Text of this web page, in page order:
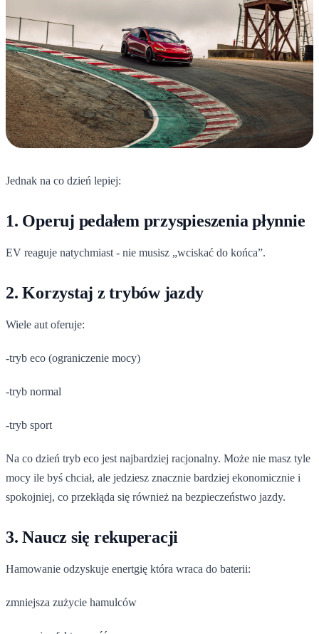
Jednak na co dzień lepiej:
1. Operuj pedałem przyspieszenia płynnie
EV reaguje natychmiast - nie musisz „wciskać do końca”.
2. Korzystaj z trybów jazdy
Wiele aut oferuje:
-tryb eco (ograniczenie mocy)
-tryb normal
-tryb sport
Na co dzień tryb eco jest najbardziej racjonalny. Może nie masz tyle
mocy ile byś chciał, ale jedziesz znacznie bardziej ekonomicznie i
spokojniej, co przekłąda się również na bezpieczeństwo jazdy.
3. Naucz się rekuperacji
Hamowanie odzyskuje enertgię która wraca do baterii:
zmniejsza zużycie hamulców